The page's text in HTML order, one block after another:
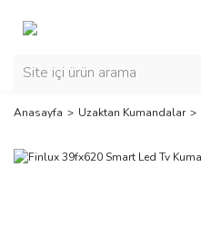
Anasayfa Uzaktan Kumandalar